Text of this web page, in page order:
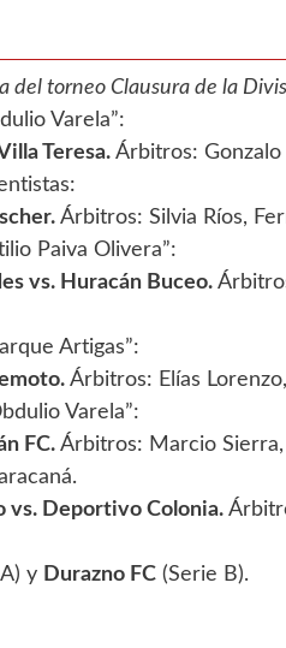
del torneo Clausura de la
Varela”:
Teresa. Árbitros: Gonzalo
Árbitros: Silvia Ríos,
Paiva Olivera”:
vs. Huracán Buceo.
Artigas”:
Árbitros: Elías
Varela”:
FC. Árbitros: Marcio Sierra,
vs. Deportivo Colonia.
y Durazno FC (Serie B).